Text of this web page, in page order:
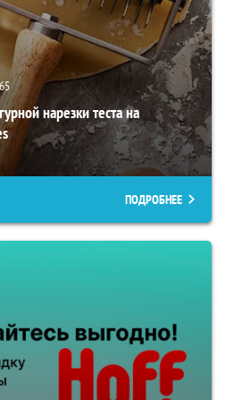
нарезки теста на
ПОДРОБНЕЕ